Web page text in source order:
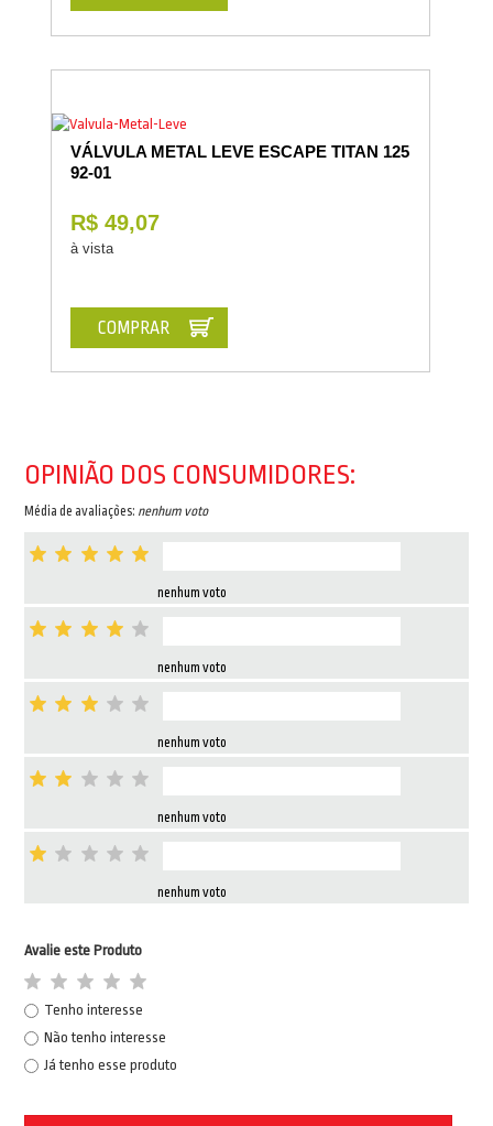
VÁLVULA METAL LEVE ESCAPE TITAN 125
92-01
R$ 49,07
à vista
COMPRAR
OPINIÃO DOS CONSUMIDORES:
Média de avaliações: nenhum voto
nenhum voto
nenhum voto
nenhum voto
nenhum voto
nenhum voto
Avalie este Produto
Tenho interesse
Não tenho interesse
Já tenho esse produto